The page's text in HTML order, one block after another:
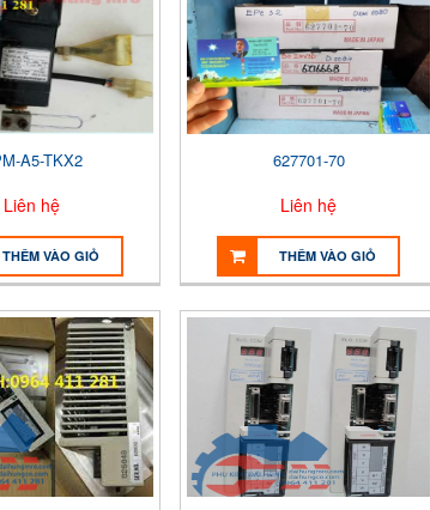
A5-TKX2
Liên hệ
THÊM VÀO GIỎ
627701-70
Liên hệ
THÊM VÀO GIỎ